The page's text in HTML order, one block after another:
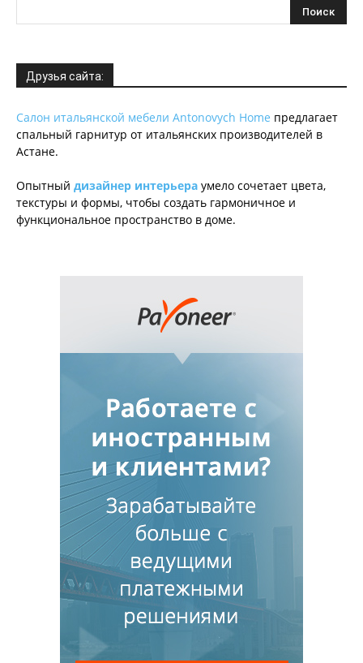
Друзья сайта:
Салон итальянской мебели Antonovych Home предлагает
спальный гарнитур от итальянских производителей в
Астане.
Опытный дизайнер интерьера умело сочетает цвета,
текстуры и формы, чтобы создать гармоничное и
функциональное пространство в доме.